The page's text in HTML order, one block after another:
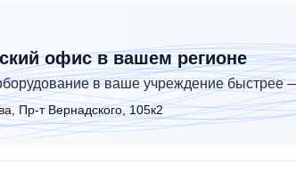
офис в вашем регионе
в ваше учреждение быстрее
Пр-т Вернадского, 105к2